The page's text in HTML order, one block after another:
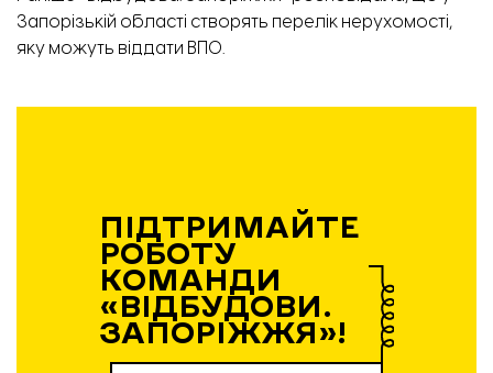
Запорізькій області створять перелік нерухомості,
яку можуть віддати ВПО.
ПІДТРИМАЙТЕ
РОБОТУ
КОМАНДИ
«ВІДБУДОВИ.
ЗАПОРІЖЖЯ»!